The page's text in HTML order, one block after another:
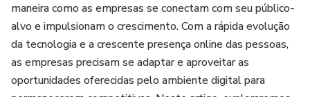
maneira como as empresas se conectam com seu público-
alvo e impulsionam o crescimento. Com a rápida evolução
da tecnologia e a crescente presença online das pessoas,
as empresas precisam se adaptar e aproveitar as
oportunidades oferecidas pelo ambiente digital para